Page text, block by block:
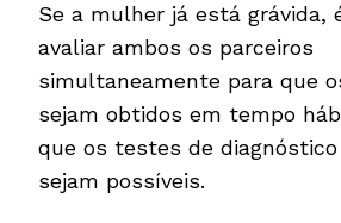
Se a mulher já está grávida,
avaliar ambos os parceiros
simultaneamente para que
sejam obtidos em tempo
que os testes de
sejam possíveis.